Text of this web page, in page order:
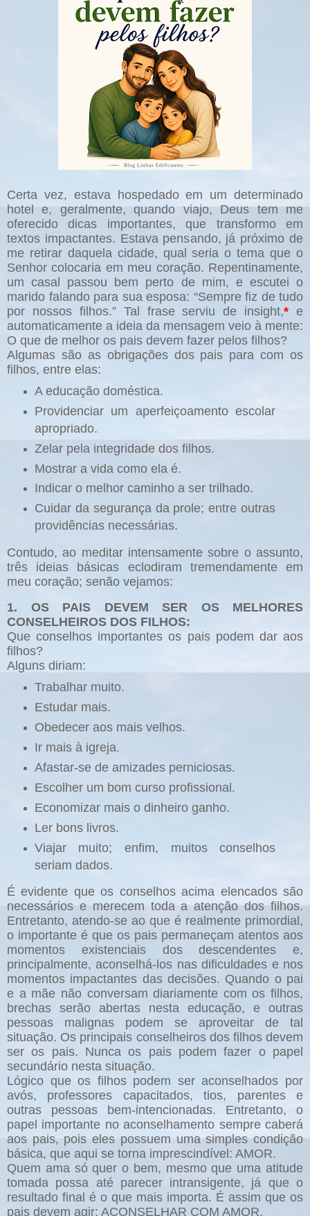
Certa vez, estava hospedado em um determinado
hotel e, geralmente, quando viajo, Deus tem me
oferecido dicas importantes, que transformo em
textos impactantes. Estava pensando, já próximo de
me retirar daquela cidade, qual seria o tema que o
Senhor colocaria em meu coração. Repentinamente,
um casal passou bem perto de mim, e escutei o
marido falando para sua esposa: “Sempre fiz de tudo
por nossos filhos.” Tal frase serviu de insight,* e
automaticamente a ideia da mensagem veio à mente:
O que de melhor os pais devem fazer pelos filhos?
Algumas são as obrigações dos pais para com os
filhos, entre elas:
A educação doméstica.
Providenciar um aperfeiçoamento escolar
apropriado.
Zelar pela integridade dos filhos.
Mostrar a vida como ela é.
Indicar o melhor caminho a ser trilhado.
Cuidar da segurança da prole; entre outras
providências necessárias.
Contudo, ao meditar intensamente sobre o assunto,
três ideias básicas eclodiram tremendamente em
meu coração; senão vejamos:
1. OS PAIS DEVEM SER OS MELHORES
CONSELHEIROS DOS FILHOS:
Que conselhos importantes os pais podem dar aos
filhos?
Alguns diriam:
Trabalhar muito.
Estudar mais.
Obedecer aos mais velhos.
Ir mais à igreja.
Afastar-se de amizades perniciosas.
Escolher um bom curso profissional.
Economizar mais o dinheiro ganho.
Ler bons livros.
Viajar muito; enfim, muitos conselhos
seriam dados.
É evidente que os conselhos acima elencados são
necessários e merecem toda a atenção dos filhos.
Entretanto, atendo-se ao que é realmente primordial,
o importante é que os pais permaneçam atentos aos
momentos existenciais dos descendentes e,
principalmente, aconselhá-los nas dificuldades e nos
momentos impactantes das decisões. Quando o pai
e a mãe não conversam diariamente com os filhos,
brechas serão abertas nesta educação, e outras
pessoas malignas podem se aproveitar de tal
situação. Os principais conselheiros dos filhos devem
ser os pais. Nunca os pais podem fazer o papel
secundário nesta situação.
Lógico que os filhos podem ser aconselhados por
avós, professores capacitados, tios, parentes e
outras pessoas bem-intencionadas. Entretanto, o
papel importante no aconselhamento sempre caberá
aos pais, pois eles possuem uma simples condição
básica, que aqui se torna imprescindível: AMOR.
Quem ama só quer o bem, mesmo que uma atitude
tomada possa até parecer intransigente, já que o
resultado final é o que mais importa. É assim que os
pais devem agir: ACONSELHAR COM AMOR.